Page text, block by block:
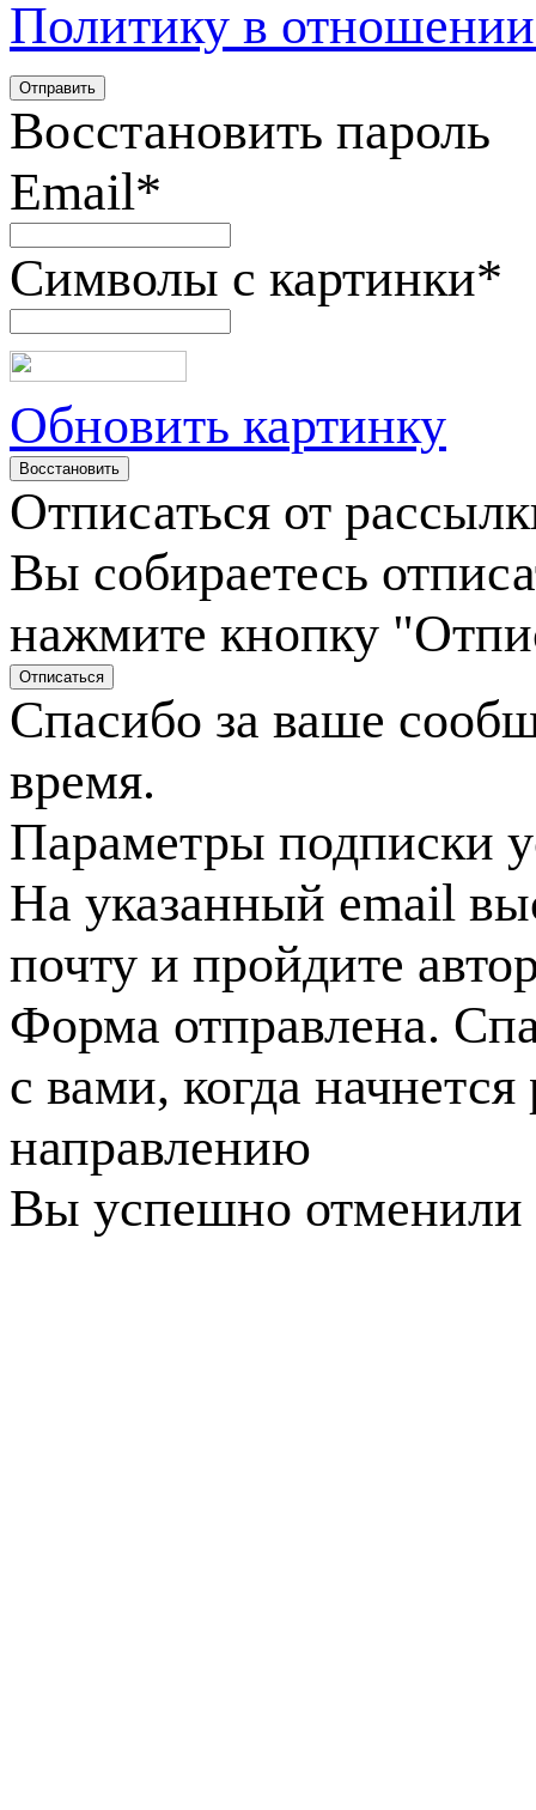
Политику в
Восстановить пароль
Email*
Символы с картинки*
Обновить картинку
Отписаться от
Вы собираетесь
нажмите кнопку
Спасибо за ваше
время.
Параметры подписки
На указанный email
почту и пройдите
Форма отправлена.
с вами, когда
направлению
Вы успешно отменили